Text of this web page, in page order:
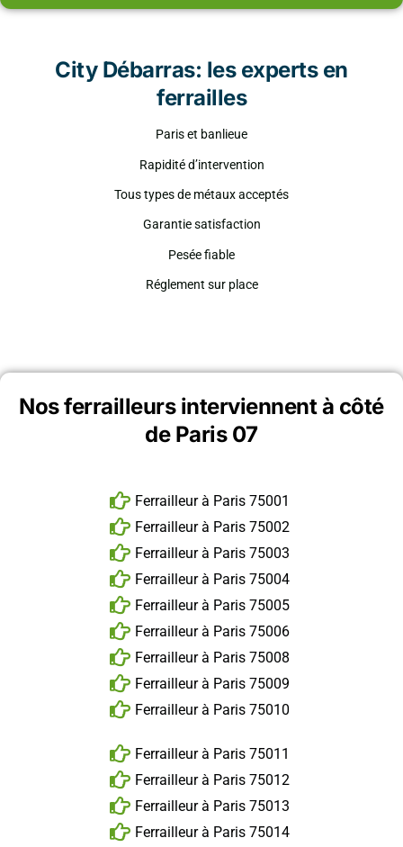
City Débarras: les experts en
ferrailles
Paris et banlieue
Rapidité d’intervention
Tous types de métaux acceptés
Garantie satisfaction
Pesée fiable
Réglement sur place
Nos ferrailleurs interviennent à côté
de Paris 07
Ferrailleur à Paris 75001
Ferrailleur à Paris 75002
Ferrailleur à Paris 75003
Ferrailleur à Paris 75004
Ferrailleur à Paris 75005
Ferrailleur à Paris 75006
Ferrailleur à Paris 75008
Ferrailleur à Paris 75009
Ferrailleur à Paris 75010
Ferrailleur à Paris 75011
Ferrailleur à Paris 75012
Ferrailleur à Paris 75013
Ferrailleur à Paris 75014